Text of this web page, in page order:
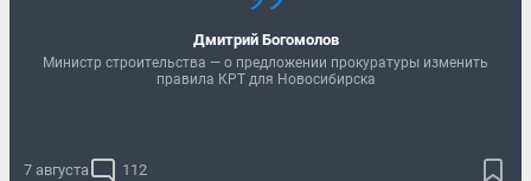
Дмитрий Богомолов
Министр строительства — о предложении прокуратуры изменить
правила КРТ для Новосибирска
7 августа 112